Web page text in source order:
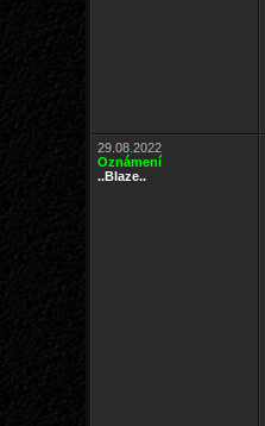
29.08.2022
Oznámení
..Blaze..